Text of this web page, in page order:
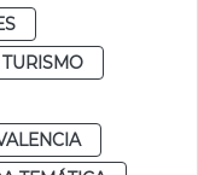
TURISMO